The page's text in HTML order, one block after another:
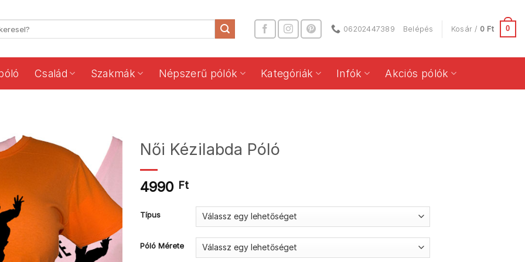
06202447389 Belépés Kosár / 0 Ft 0
Család Szakmák Népszerű pólók Kategóriák Infók Akciós pólók
Női Kézilabda Póló
4990 Ft
Típus
Póló Mérete